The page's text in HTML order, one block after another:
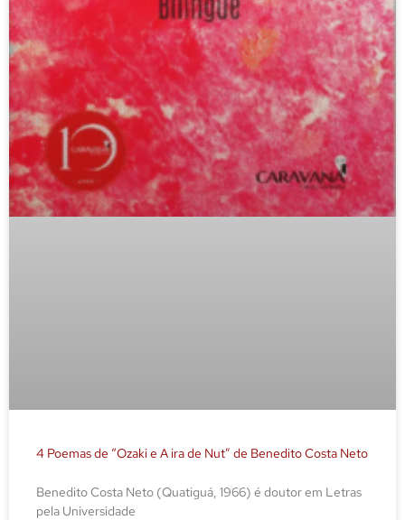
4 Poemas de “Ozaki e A ira de Nut” de Benedito Costa Neto
Benedito Costa Neto (Quatiguá, 1966) é doutor em Letras
pela Universidade